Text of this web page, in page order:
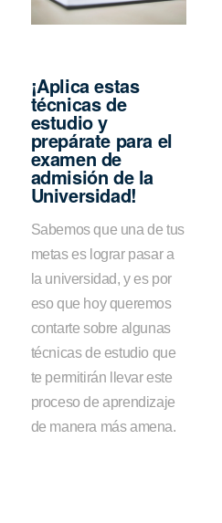
¡Aplica estas
técnicas de
estudio y
prepárate para el
examen de
admisión de la
Universidad!
Sabemos que una de tus
metas es lograr pasar a
la universidad, y es por
eso que hoy queremos
contarte sobre algunas
técnicas de estudio que
te permitirán llevar este
proceso de aprendizaje
de manera más amena.